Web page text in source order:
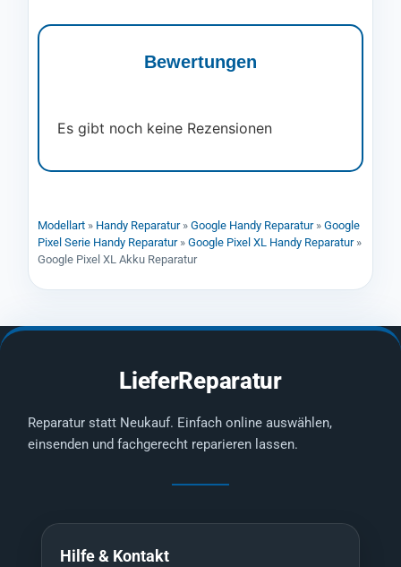
Bewertungen
Es gibt noch keine Rezensionen
Modellart » Handy Reparatur» Google Handy Reparatur» Google
Pixel Serie Handy Reparatur» Google Pixel XL Handy Reparatur»
Google Pixel XL Akku Reparatur
LieferReparatur
Reparatur statt Neukauf. Einfach online auswählen,
einsenden und fachgerecht reparieren lassen.
Hilfe & Kontakt